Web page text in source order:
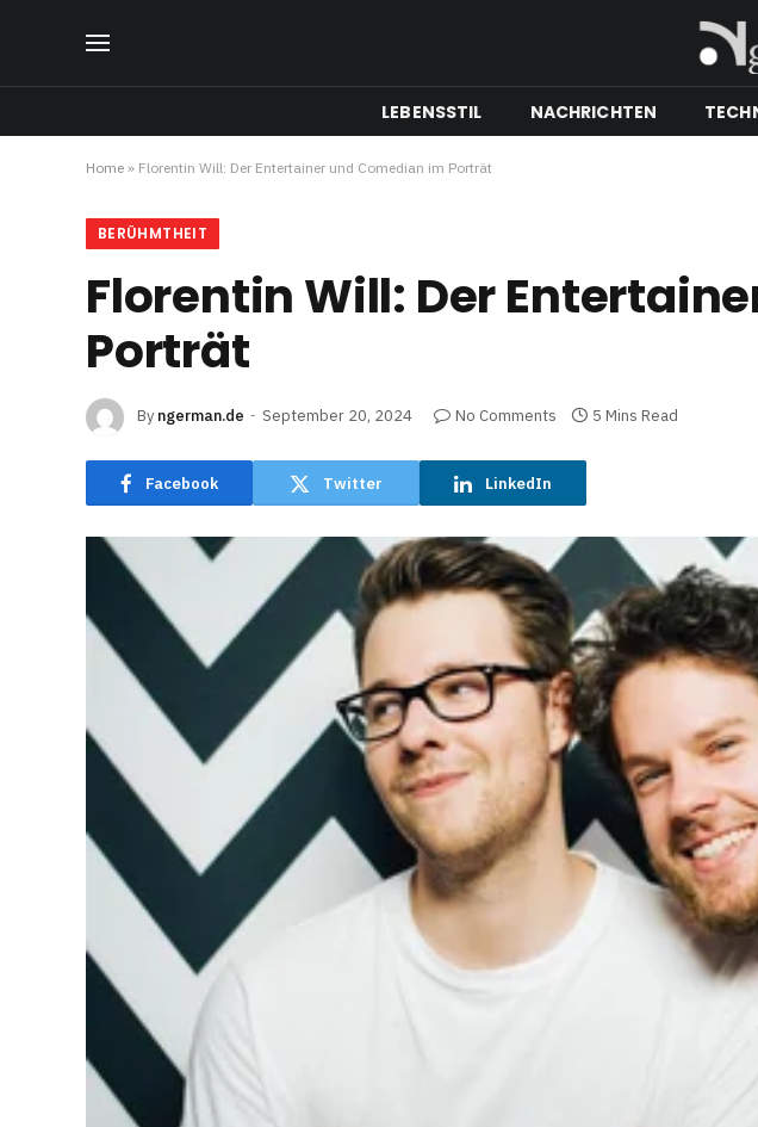
LEBENSSTIL NACHRICHTEN
Home » Florentin Will: Der Entertainer und Comedian im Porträt
BERÜHMTHEIT
Florentin Will: Der
Porträt
By ngerman.de September 20, 2024 No Comments 5 Mins Read
Facebook Twitter LinkedIn